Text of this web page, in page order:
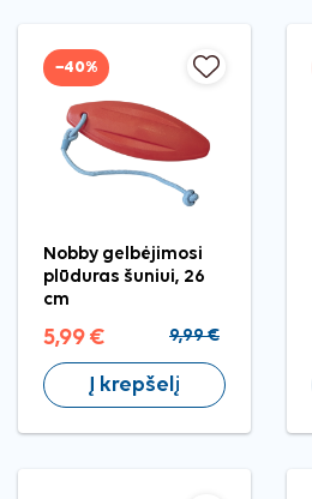
−40%
Nobby gelbėjimosi
plūduras šuniui, 26
cm
5,99 € 9,99 €
Į krepšelį